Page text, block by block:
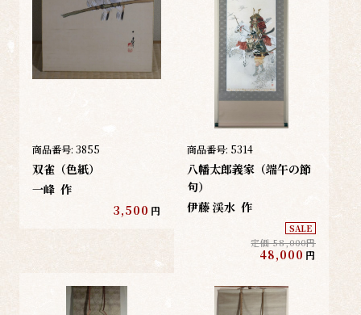
商品番号: 3855
双雀（色紙）
一峰 作
3,500 円
商品番号: 5314
八幡太郎義家（端午の節
句）
伊藤 渓水 作
SALE
定価 58,000円
48,000 円